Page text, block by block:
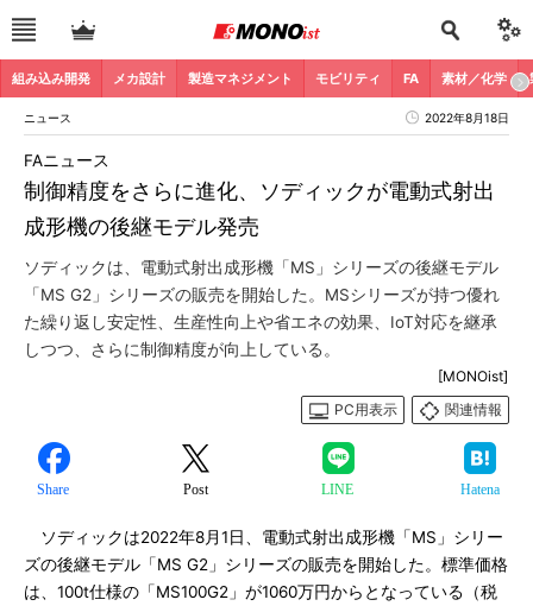
組み込み開発 メカ設計 製造マネジメント モビリティ FA 素材／化学
ニュース 2022年8月18日
制御精度をさらに進化、ソディックが電動式射出
成形機の後継モデル発売
FAニュース
ソディックは、電動式射出成形機「MS」シリーズの後継モデル
「MS G2」シリーズの販売を開始した。MSシリーズが持つ優れ
た繰り返し安定性、生産性向上や省エネの効果、IoT対応を継承
しつつ、さらに制御精度が向上している。
[MONOist]
PC用表示
関連情報
Share Post LINE Hatena
ソディックは2022年8月1日、電動式射出成形機「MS」シリー
ズの後継モデル「MS G2」シリーズの販売を開始した。標準価格
は、100t仕様の「MS100G2」が1060万円からとなっている（税